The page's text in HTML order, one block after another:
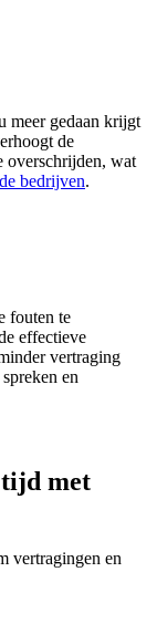
meer gedaan krijgt
de
overschrijden, wat
bedrijven.
fouten te
effectieve
vertraging
en
met
vertragingen en